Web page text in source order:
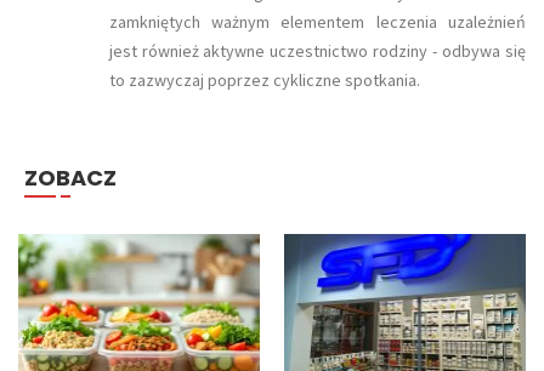
zamkniętych ważnym elementem leczenia uzależnień
jest również aktywne uczestnictwo rodziny - odbywa się
to zazwyczaj poprzez cykliczne spotkania.
ZOBACZ